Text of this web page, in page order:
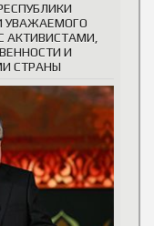
УВАЖАЕМОГО
АКТИВИСТАМИ,
И
СТРАНЫ